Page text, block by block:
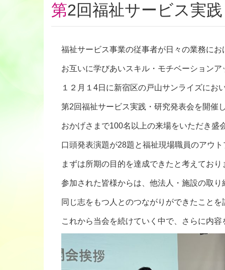
第2回福祉サービス
福祉サービス事業の従事者が日々の業務にお
お互いに学びあいスキル・モチベーションア
１２月１4日に新宿区の戸山サンライズにお
第2回福祉サービス実践・研究発表会を開催し
おかげさまで100名以上の来場をいただき盛
口頭発表演題が28題と福祉現場職員のアウト
まずは所期の目的を達成できたと考えており
参加された皆様からは、他法人・施設の取り
同じ志をもつ人とのつながりができたことを
これから当会を続けていく中で、さらに内容